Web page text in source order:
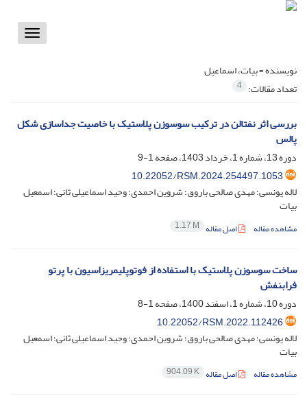
Toggle
نویسنده =بیات، اسماعیل
تعداد مقالات: 4
بررسی اثر نفتالن در ترکیب سوسوزن‌ پلاستیک با خاصیت جداسازی شکل
پالس
دوره 13، شماره 1، خرداد 1403، صفحه
1-9
10.22052/RSM.2024.254497.1053
لاله یونسی؛ مهدی صالحی باروق؛ شروین احمدی؛ وحید اسماعیلی ثانی؛ اسمعیل
بیات
مشاهده مقاله اصل مقاله 1.17 M
ساخت سوسوزن پلاستیک با استفاده از فوتوپلیمریزاسیون با پرتو
فرابنفش
دوره 10، شماره 1، اسفند 1400، صفحه
1-8
10.22052/RSM.2022.112426
لاله یونسی؛ مهدی صالحی باروق؛ شروین احمدی؛ وحید اسماعیلی ثانی؛ اسمعیل
بیات
مشاهده مقاله اصل مقاله 904.09 K